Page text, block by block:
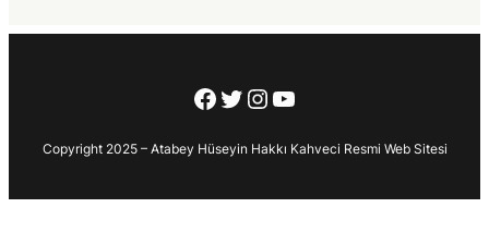
Facebook
Twitter
Instagram
YouTube
Copyright 2025 – Atabey Hüseyin Hakkı Kahveci Resmi Web Sitesi